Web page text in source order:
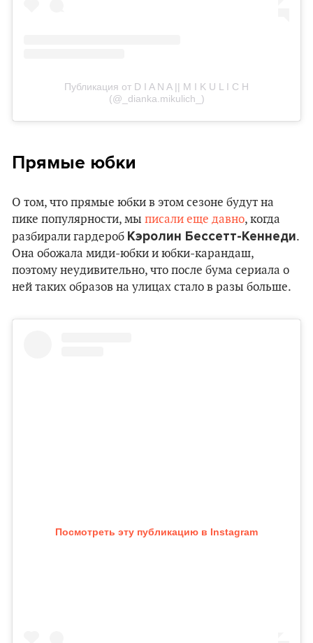
Публикация от D I A N A || M I K U L I C H
(@_dianka.mikulich_)
Прямые юбки
О том, что прямые юбки в этом сезоне будут на
пике популярности, мы писали еще давно, когда
разбирали гардероб Кэролин Бессетт-Кеннеди.
Она обожала миди-юбки и юбки-карандаш,
поэтому неудивительно, что после бума сериала о
ней таких образов на улицах стало в разы больше.
Посмотреть эту публикацию в Instagram